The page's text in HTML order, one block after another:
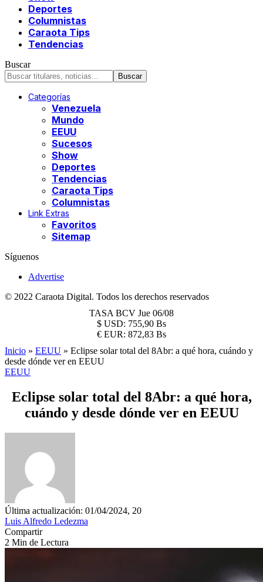
Deportes
Columnistas
Caraota Tips
Tendencias
Buscar
Categorías
Venezuela
Mundo
EEUU
Sucesos
Show
Deportes
Tendencias
Caraota Tips
Columnistas
Link Extras
Favoritos
Sitemap
Síguenos
Advertise
© 2022 Caraota Digital. Todos los derechos reservados
TASA BCV Jue 06/08
$ USD: 755,90 Bs
€ EUR: 872,83 Bs
Inicio » EEUU » Eclipse solar total del 8Abr: a qué hora, cuándo y
desde dónde ver en EEUU
EEUU
Eclipse solar total del 8Abr: a qué hora,
cuándo y desde dónde ver en EEUU
Última actualización: 01/04/2024, 20
Luis Alfredo Ledezma
Compartir
2 Min de Lectura